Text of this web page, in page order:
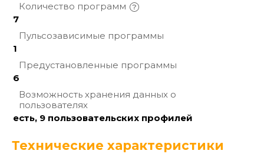
Количество программ
7
Пульсозависимые программы
1
Предустановленные программы
6
Возможность хранения данных о
пользователях
есть, 9 пользовательских профилей
Технические характеристики